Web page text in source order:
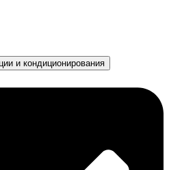
и кондиционирования